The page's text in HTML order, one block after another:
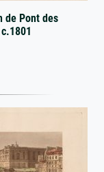
de Pont des